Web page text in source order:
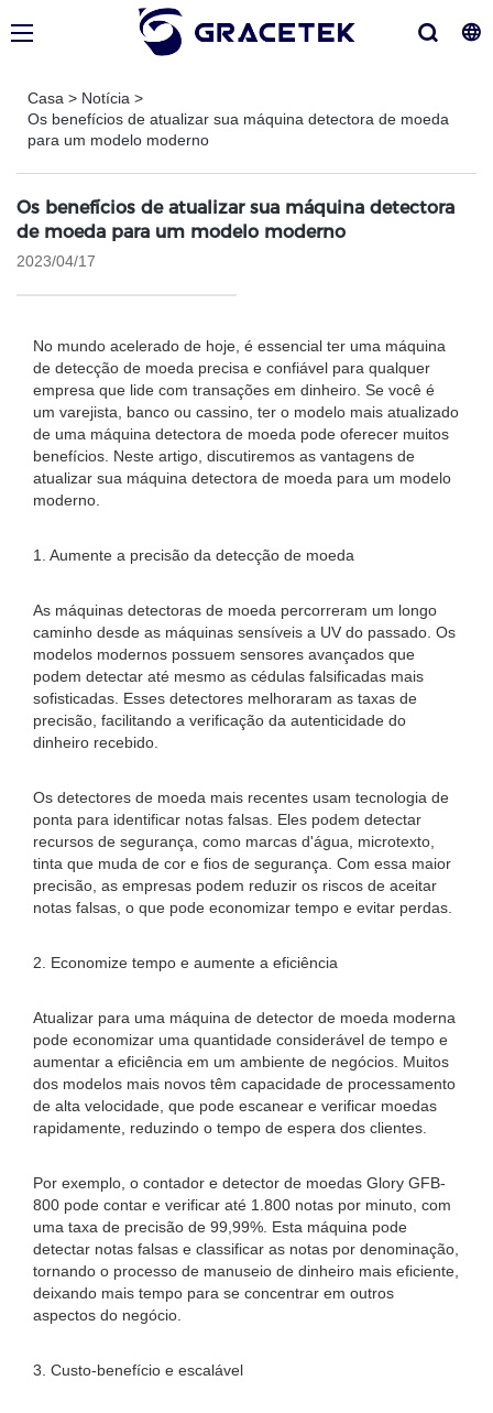
Casa > Notícia >
Os benefícios de atualizar sua máquina detectora de moeda
para um modelo moderno
Os benefícios de atualizar sua máquina detectora
de moeda para um modelo moderno
2023/04/17
No mundo acelerado de hoje, é essencial ter uma máquina
de detecção de moeda precisa e confiável para qualquer
empresa que lide com transações em dinheiro. Se você é
um varejista, banco ou cassino, ter o modelo mais atualizado
de uma máquina detectora de moeda pode oferecer muitos
benefícios. Neste artigo, discutiremos as vantagens de
atualizar sua máquina detectora de moeda para um modelo
moderno.
1. Aumente a precisão da detecção de moeda
As máquinas detectoras de moeda percorreram um longo
caminho desde as máquinas sensíveis a UV do passado. Os
modelos modernos possuem sensores avançados que
podem detectar até mesmo as cédulas falsificadas mais
sofisticadas. Esses detectores melhoraram as taxas de
precisão, facilitando a verificação da autenticidade do
dinheiro recebido.
Os detectores de moeda mais recentes usam tecnologia de
ponta para identificar notas falsas. Eles podem detectar
recursos de segurança, como marcas d'água, microtexto,
tinta que muda de cor e fios de segurança. Com essa maior
precisão, as empresas podem reduzir os riscos de aceitar
notas falsas, o que pode economizar tempo e evitar perdas.
2. Economize tempo e aumente a eficiência
Atualizar para uma máquina de detector de moeda moderna
pode economizar uma quantidade considerável de tempo e
aumentar a eficiência em um ambiente de negócios. Muitos
dos modelos mais novos têm capacidade de processamento
de alta velocidade, que pode escanear e verificar moedas
rapidamente, reduzindo o tempo de espera dos clientes.
Por exemplo, o contador e detector de moedas Glory GFB-
800 pode contar e verificar até 1.800 notas por minuto, com
uma taxa de precisão de 99,99%. Esta máquina pode
detectar notas falsas e classificar as notas por denominação,
tornando o processo de manuseio de dinheiro mais eficiente,
deixando mais tempo para se concentrar em outros
aspectos do negócio.
3. Custo-benefício e escalável